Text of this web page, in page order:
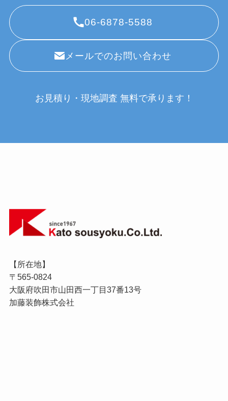
06-6878-5588
メールでのお問い合わせ
お見積り・現地調査 無料で承ります！
【所在地】
〒565-0824
大阪府吹田市山田西一丁目37番13号
加藤装飾株式会社